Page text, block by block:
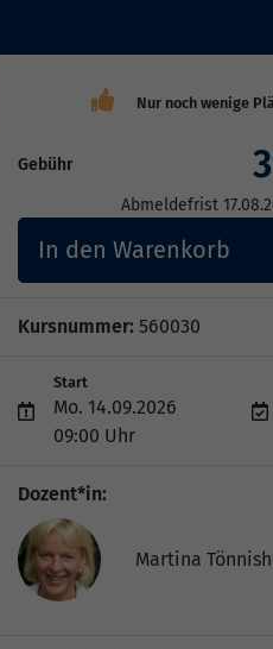
Gebühr
Abmeldefrist
In den Warenkorb
Kursnummer: 560030
Start
Mo. 14.09.2026
09:00 Uhr
Dozent*in:
Martina